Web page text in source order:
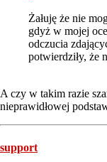
Żałuję że nie
gdyż w mojej
odczucia
potwierdziły, że
A czy w takim razie
nieprawidłowej
support